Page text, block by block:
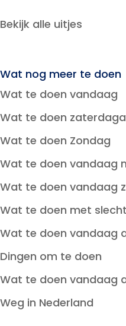
Bekijk alle uitjes
Wat nog meer te doen
Wat te doen vandaag
Wat te doen
Wat te doen Zondag
Wat te doen vandaag
Wat te doen vandaag
Wat te doen met
Wat te doen vandaag
Dingen om te doen
Wat te doen vandaag
Weg in Nederland